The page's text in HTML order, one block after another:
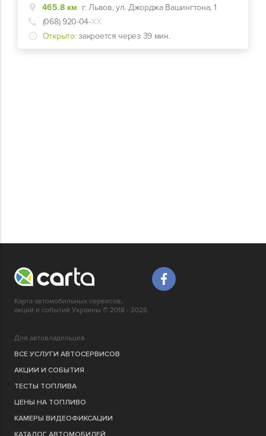
465.8 км г. Львов, ул. Джорджа Вашингтона, 1
(068) 920-04-ХХ
Открыто: закроется через 39 мин.
Карта автомобильных сервисов,
акций и событий Украины © 2018 - 2026
Для автовладельцев
ВСЕ УСЛУГИ АВТОСЕРВИСОВ
АКЦИИ И СОБЫТИЯ
ТЕСТЫ ТОПЛИВА
ЦЕНЫ НА ТОПЛИВО
КАМЕРЫ ВИДЕОФИКСАЦИИ